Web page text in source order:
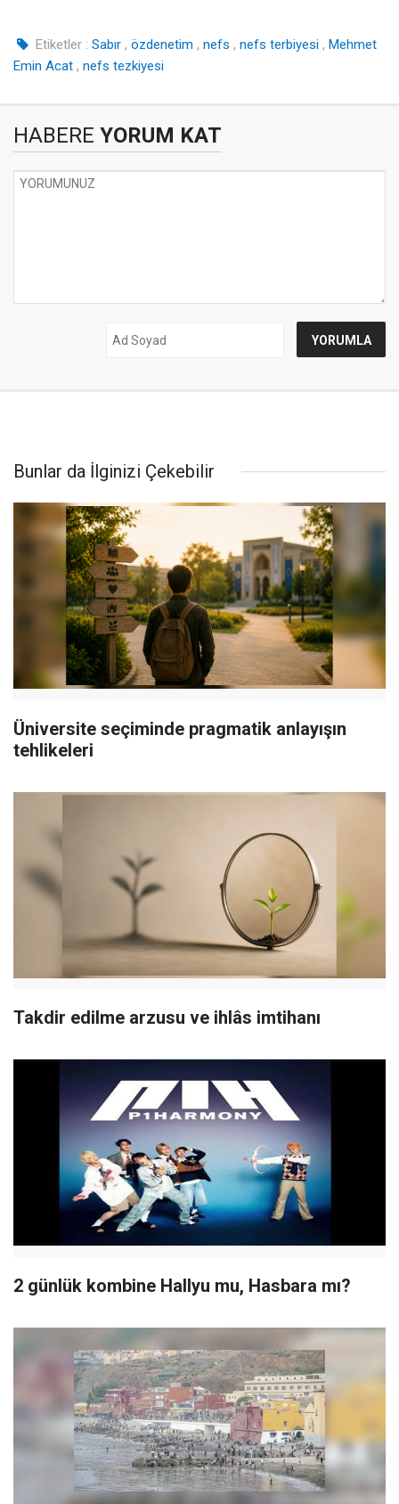
Etiketler : Sabır , özdenetim , nefs , nefs terbiyesi , Mehmet
Emin Acat , nefs tezkiyesi
HABERE YORUM KAT
Bunlar da İlginizi Çekebilir
Üniversite seçiminde pragmatik anlayışın
tehlikeleri
Takdir edilme arzusu ve ihlâs imtihanı
2 günlük kombine Hallyu mu, Hasbara mı?